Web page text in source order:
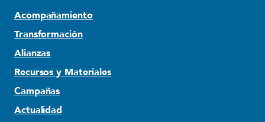
Acompañamiento
Transformación
Alianzas
Recursos y Materiales
Campañas
Actualidad